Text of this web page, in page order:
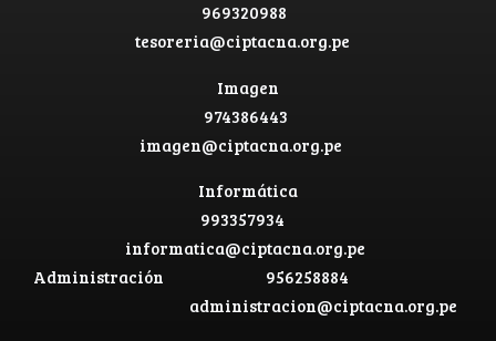
969320988
tesoreria@ciptacna.org.pe
Imagen
974386443
imagen@ciptacna.org.pe
Informática
993357934
informatica@ciptacna.org.pe
Administración
956258884
administracion@ciptacna.org.pe